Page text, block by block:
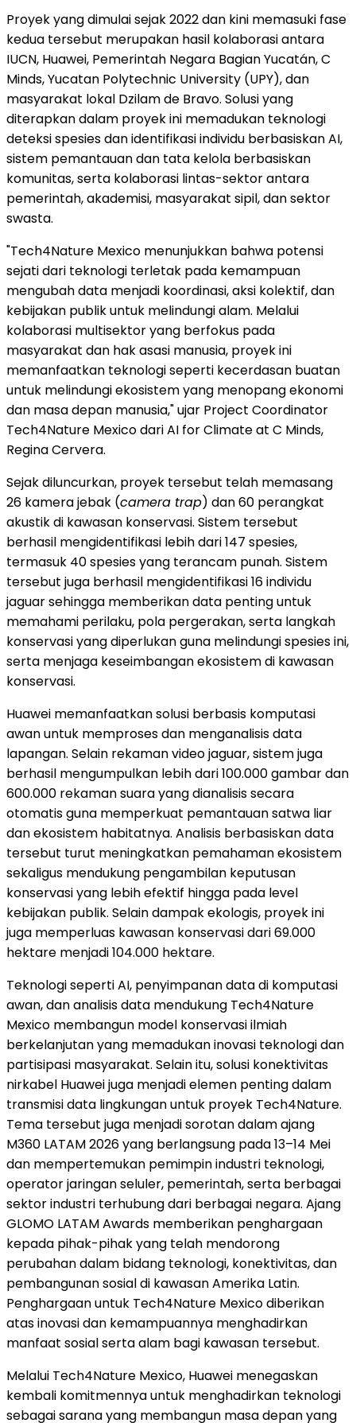
Proyek yang dimulai sejak 2022 dan kini memasuki fase
kedua tersebut merupakan hasil kolaborasi antara
IUCN, Huawei, Pemerintah Negara Bagian Yucatán, C
Minds, Yucatan Polytechnic University (UPY), dan
masyarakat lokal Dzilam de Bravo. Solusi yang
diterapkan dalam proyek ini memadukan teknologi
deteksi spesies dan identifikasi individu berbasiskan AI,
sistem pemantauan dan tata kelola berbasiskan
komunitas, serta kolaborasi lintas-sektor antara
pemerintah, akademisi, masyarakat sipil, dan sektor
swasta.
"Tech4Nature Mexico menunjukkan bahwa potensi
sejati dari teknologi terletak pada kemampuan
mengubah data menjadi koordinasi, aksi kolektif, dan
kebijakan publik untuk melindungi alam. Melalui
kolaborasi multisektor yang berfokus pada
masyarakat dan hak asasi manusia, proyek ini
memanfaatkan teknologi seperti kecerdasan buatan
untuk melindungi ekosistem yang menopang ekonomi
dan masa depan manusia," ujar Project Coordinator
Tech4Nature Mexico dari AI for Climate at C Minds,
Regina Cervera.
Sejak diluncurkan, proyek tersebut telah memasang
26 kamera jebak (camera trap) dan 60 perangkat
akustik di kawasan konservasi. Sistem tersebut
berhasil mengidentifikasi lebih dari 147 spesies,
termasuk 40 spesies yang terancam punah. Sistem
tersebut juga berhasil mengidentifikasi 16 individu
jaguar sehingga memberikan data penting untuk
memahami perilaku, pola pergerakan, serta langkah
konservasi yang diperlukan guna melindungi spesies ini,
serta menjaga keseimbangan ekosistem di kawasan
konservasi.
Huawei memanfaatkan solusi berbasis komputasi
awan untuk memproses dan menganalisis data
lapangan. Selain rekaman video jaguar, sistem juga
berhasil mengumpulkan lebih dari 100.000 gambar dan
600.000 rekaman suara yang dianalisis secara
otomatis guna memperkuat pemantauan satwa liar
dan ekosistem habitatnya. Analisis berbasiskan data
tersebut turut meningkatkan pemahaman ekosistem
sekaligus mendukung pengambilan keputusan
konservasi yang lebih efektif hingga pada level
kebijakan publik. Selain dampak ekologis, proyek ini
juga memperluas kawasan konservasi dari 69.000
hektare menjadi 104.000 hektare.
Teknologi seperti AI, penyimpanan data di komputasi
awan, dan analisis data mendukung Tech4Nature
Mexico membangun model konservasi ilmiah
berkelanjutan yang memadukan inovasi teknologi dan
partisipasi masyarakat. Selain itu, solusi konektivitas
nirkabel Huawei juga menjadi elemen penting dalam
transmisi data lingkungan untuk proyek Tech4Nature.
Tema tersebut juga menjadi sorotan dalam ajang
M360 LATAM 2026 yang berlangsung pada 13–14 Mei
dan mempertemukan pemimpin industri teknologi,
operator jaringan seluler, pemerintah, serta berbagai
sektor industri terhubung dari berbagai negara. Ajang
GLOMO LATAM Awards memberikan penghargaan
kepada pihak-pihak yang telah mendorong
perubahan dalam bidang teknologi, konektivitas, dan
pembangunan sosial di kawasan Amerika Latin.
Penghargaan untuk Tech4Nature Mexico diberikan
atas inovasi dan kemampuannya menghadirkan
manfaat sosial serta alam bagi kawasan tersebut.
Melalui Tech4Nature Mexico, Huawei menegaskan
kembali komitmennya untuk menghadirkan teknologi
sebagai sarana yang membangun masa depan yang